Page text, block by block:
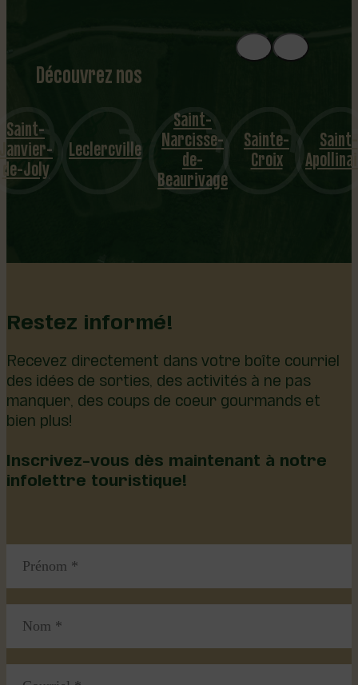
Découvrez nos
nicipalités
Saint-
de-Joly
Leclercville
Saint-
Narcisse-
de-
Beaurivage
Sainte-
Croix
Saint-
Restez informé!
Recevez directement dans votre boîte courriel
des idées de sorties, des activités à ne pas
manquer, des coups de coeur gourmands et
bien plus!
Inscrivez-vous dès maintenant à notre
infolettre touristique!